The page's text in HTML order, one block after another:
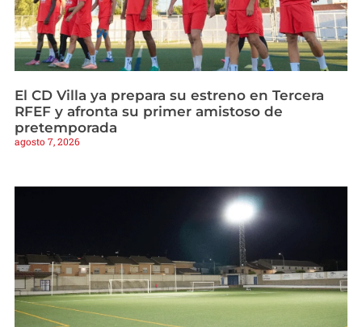
El CD Villa ya prepara su estreno en Tercera
RFEF y afronta su primer amistoso de
pretemporada
agosto 7, 2026